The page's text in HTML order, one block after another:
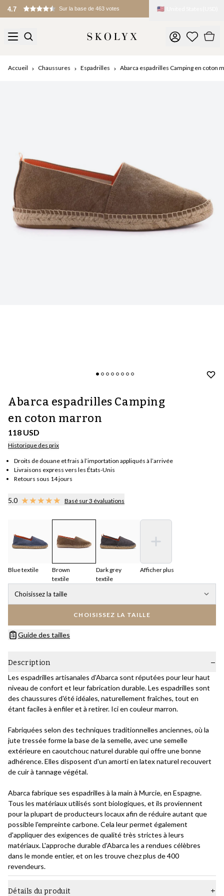
🇺🇸
Accueil Chaussures Espadrilles Abarca espadrilles Camping en coton
Abarca espadrilles Camping
en coton marron
118 USD
Historique des prix
Droits de douane et frais à l’importation appliqués à l’arrivée
Livraisons express vers les États-Unis
Retours sous 14 jours
5.0 Basé sur 3 évaluations
Blue textile
Brown
textile
Dark grey
textile
Afficher plus
Choisissez la taille
CHOISISSEZ LA TAILLE
Guide des tailles
Description
Les espadrilles artisanales d'Abarca sont réputées pour leur haut
niveau de confort et leur fabrication durable. Les espadrilles sont
des chaussures d'été idéales, naturellement fraîches, tout en
étant faciles à enfiler et à retirer. Ici en couleur marron.
Fabriquées selon des techniques traditionnelles anciennes, où la
jute tressée forme la base de la semelle, avec une semelle
extérieure en caoutchouc naturel durable qui offre une bonne
adhérence. Elles disposent d'un amorti en latex naturel recouvert
de cuir à tannage végétal.
Abarca fabrique ses espadrilles à la main à Murcie, en Espagne.
Tous les matériaux utilisés sont biologiques, et ils proviennent
pour la plupart de producteurs locaux afin de réduire autant que
possible l'empreinte carbone. Cela leur permet également
d'appliquer des exigences de qualité très strictes à leurs
matériaux. L'approche durable d'Abarca les a rendues célèbres
dans le monde entier, et on les trouve chez plus de 400
revendeurs.
Détails du produit